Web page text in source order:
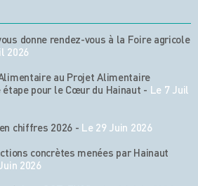
donne rendez-vous à la Foire agricole
2026
au Projet Alimentaire
pour le Cœur du Hainaut - Le 7 Juil
chiffres 2026 - Le 29 Juin 2026
concrètes menées par Hainaut
2026